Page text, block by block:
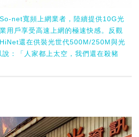
net寬頻上網業者，陸續提供10G光
用戶享受高速上網的極速快感。反觀
還在供裝光世代500M/250M與光
：「人家都上太空，我們還在殺豬